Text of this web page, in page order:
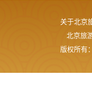
关于北京
北京旅
版权所有